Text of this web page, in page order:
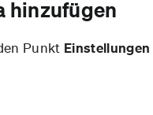
hinzufügen
Punkt Einstellungen